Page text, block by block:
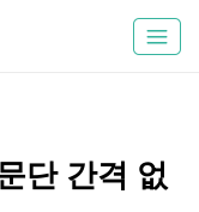
단 간격 없